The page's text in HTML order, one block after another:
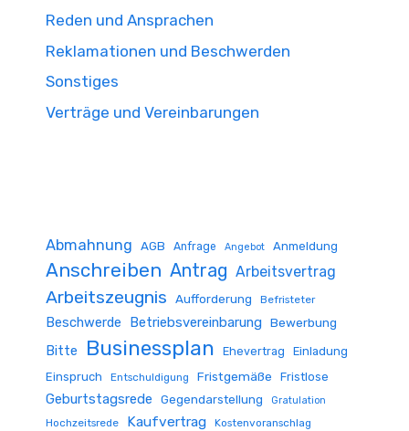
Reden und Ansprachen
Reklamationen und Beschwerden
Sonstiges
Verträge und Vereinbarungen
Abmahnung AGB Anfrage Angebot Anmeldung
Anschreiben Antrag Arbeitsvertrag
Arbeitszeugnis Aufforderung Befristeter
Beschwerde Betriebsvereinbarung Bewerbung
Bitte Businessplan Ehevertrag
Einladung
Einspruch
Entschuldigung Fristgemäße Fristlose
Geburtstagsrede Gegendarstellung Gratulation
Hochzeitsrede Kaufvertrag Kostenvoranschlag